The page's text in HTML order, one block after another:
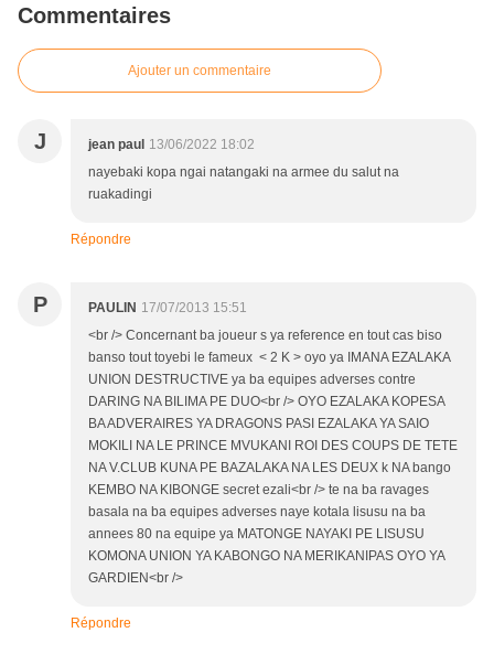
Commentaires
Ajouter un commentaire
J jean paul 13/06/2022 18:02
nayebaki kopa ngai natangaki na armee du salut na
ruakadingi
Répondre
P PAULIN 17/07/2013 15:51
<br /> Concernant ba joueur s ya reference en tout cas biso
banso tout toyebi le fameux < 2 K > oyo ya IMANA EZALAKA
UNION DESTRUCTIVE ya ba equipes adverses contre
DARING NA BILIMA PE DUO<br /> OYO EZALAKA KOPESA
BA ADVERAIRES YA DRAGONS PASI EZALAKA YA SAIO
MOKILI NA LE PRINCE MVUKANI ROI DES COUPS DE TETE
NA V.CLUB KUNA PE BAZALAKA NA LES DEUX k NA bango
KEMBO NA KIBONGE secret ezali<br /> te na ba ravages
basala na ba equipes adverses naye kotala lisusu na ba
annees 80 na equipe ya MATONGE NAYAKI PE LISUSU
KOMONA UNION YA KABONGO NA MERIKANIPAS OYO YA
GARDIEN<br />
Répondre